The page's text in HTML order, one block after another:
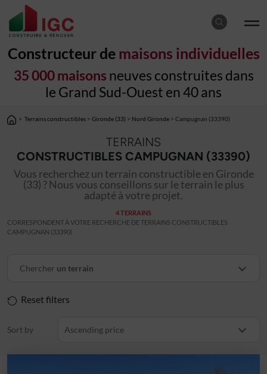
Constructeur de maisons individuelles
35 000 maisons neuves construites dans
le Grand Sud-Ouest en 40 ans
> Terrains constructibles > Gironde (33) > Nord Gironde > Campugnan (33390)
TERRAINS
CONSTRUCTIBLES CAMPUGNAN (33390)
Vous recherchez un terrain constructible en Gironde
(33) ? Nous vous conseillons sur le terrain le plus
adapté à votre projet.
4 TERRAINS
CORRESPONDENT À VOTRE RECHERCHE DE TERRAINS CONSTRUCTIBLES
CAMPUGNAN (33390)
Chercher un terrain
Reset filters
Sort by Ascending price